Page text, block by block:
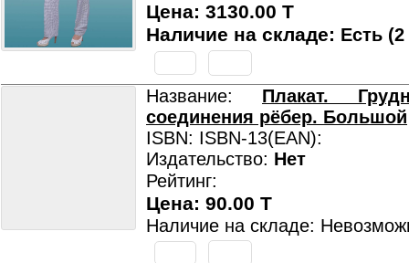
Цена: 3130.00 T
Наличие на складе: Есть
Название: Плакат.
соединения рёбер. Большой
ISBN: ISBN-13(EAN):
Издательство: Нет
Рейтинг:
Цена: 90.00 T
Наличие на складе: